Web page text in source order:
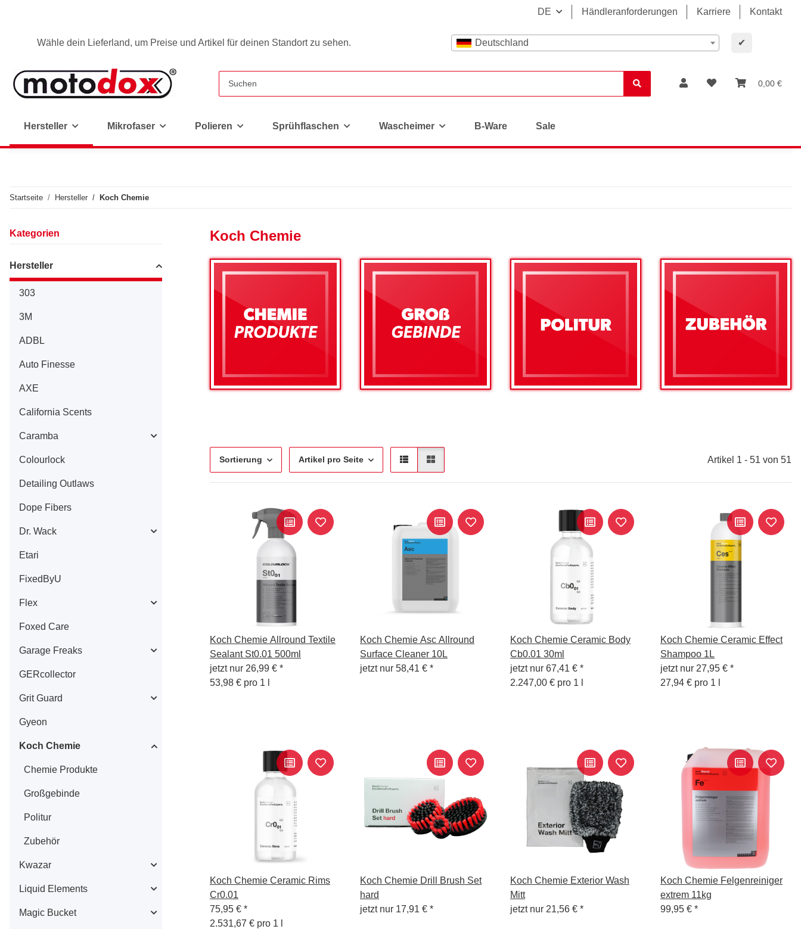
DE Händleranforderungen Karriere Kontakt
Wähle dein Lieferland, um Preise und Artikel für deinen Standort zu sehen. Deutschland ✔
0,00 €
Hersteller Mikrofaser Polieren Sprühflaschen Wascheimer B-Ware Sale
Startseite Hersteller Koch Chemie
Koch Chemie
Sortierung Artikel pro Seite Artikel 1 - 51 von 51
Koch Chemie Allround Textile
Sealant St0.01 500ml
jetzt nur 26,99 € *
53,98 € pro 1 l
Koch Chemie Asc Allround
Surface Cleaner 10L
jetzt nur 58,41 € *
Koch Chemie Ceramic Body
Cb0.01 30ml
jetzt nur 67,41 € *
2.247,00 € pro 1 l
Koch Chemie Ceramic Effect
Shampoo 1L
jetzt nur 27,95 € *
27,94 € pro 1 l
Koch Chemie Ceramic Rims
Cr0.01
75,95 € *
2.531,67 € pro 1 l
Koch Chemie Drill Brush Set
hard
jetzt nur 17,91 € *
Koch Chemie Exterior Wash
Mitt
jetzt nur 21,56 € *
Koch Chemie Felgenreiniger
extrem 11kg
99,95 € *
Kategorien
Hersteller
303
3M
ADBL
Auto Finesse
AXE
California Scents
Caramba
Colourlock
Detailing Outlaws
Dope Fibers
Dr. Wack
Etari
FixedByU
Flex
Foxed Care
Garage Freaks
GERcollector
Grit Guard
Gyeon
Koch Chemie
Chemie Produkte
Großgebinde
Politur
Zubehör
Kwazar
Liquid Elements
Magic Bucket